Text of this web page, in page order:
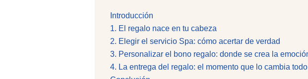
Introducción
1. El regalo nace en tu cabeza
2. Elegir el servicio Spa: cómo acertar de verdad
3. Personalizar el bono regalo: donde se crea la
4. La entrega del regalo: el momento que lo cambia todo